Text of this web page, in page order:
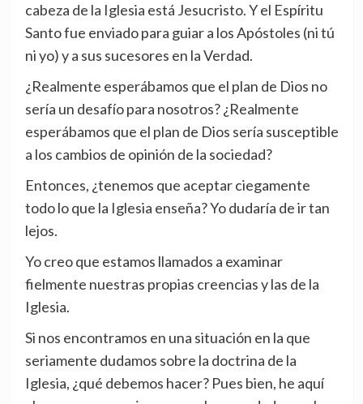
cabeza de la Iglesia está Jesucristo. Y el Espíritu
Santo fue enviado para guiar a los Apóstoles (ni tú
ni yo) y a sus sucesores en la Verdad.
¿Realmente esperábamos que el plan de Dios no
sería un desafío para nosotros? ¿Realmente
esperábamos que el plan de Dios sería susceptible
a los cambios de opinión de la sociedad?
Entonces, ¿tenemos que aceptar ciegamente
todo lo que la Iglesia enseña? Yo dudaría de ir tan
lejos.
Yo creo que estamos llamados a examinar
fielmente nuestras propias creencias y las de la
Iglesia.
Si nos encontramos en una situación en la que
seriamente dudamos sobre la doctrina de la
Iglesia, ¿qué debemos hacer? Pues bien, he aquí